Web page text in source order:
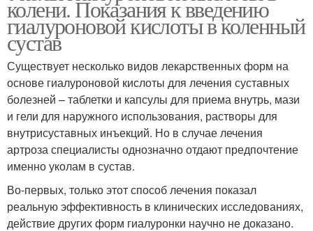
колени. Показания к введению
гиалуроновой кислоты в коленный
сустав
Существует несколько видов лекарственных форм на
основе гиалуроновой кислоты для лечения суставных
болезней – таблетки и капсулы для приема внутрь, мази
и гели для наружного использования, растворы для
внутрисуставных инъекций. Но в случае лечения
артроза специалисты однозначно отдают предпочтение
именно уколам в сустав.
Во-первых, только этот способ лечения показал
реальную эффективность в клинических исследованиях,
действие других форм гиалуронки научно не доказано.